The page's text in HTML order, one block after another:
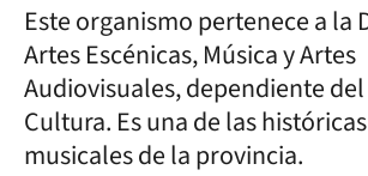
Este organismo pertenece a la
Artes Escénicas, Música y Artes
Audiovisuales, dependiente
Cultura. Es una de las
musicales de la provincia.